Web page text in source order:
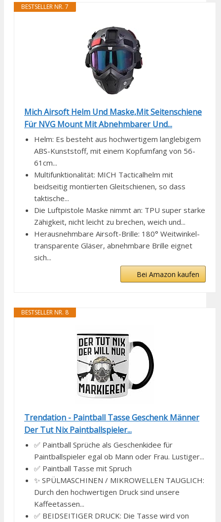
BESTSELLER NR. 7
Mich Airsoft Helm Und Maske,Mit Seitenschiene
Für NVG Mount Mit Abnehmbarer Und...
Helm: Es besteht aus hochwertigem langlebigem
ABS-Kunststoff, mit einem Kopfumfang von 56-
61cm...
Multifunktionalität: MICH Tacticalhelm mit
beidseitig montierten Gleitschienen, so dass
taktische...
Die Luftpistole Maske nimmt an: TPU super starke
Zähigkeit, nicht leicht zu brechen, weich und...
Herausnehmbare Airsoft-Brille: 180° Weitwinkel-
transparente Gläser, abnehmbare Brille eignet
sich...
Bei Amazon kaufen
BESTSELLER NR. 8
Trendation - Paintball Tasse Geschenk Männer
Der Tut Nix Paintballspieler...
✅ Paintball Sprüche als Geschenkidee für
Paintballspieler egal ob Mann oder Frau. Lustiger...
✅ Paintball Tasse mit Spruch
✨ SPÜLMASCHINEN / MIKROWELLEN TAUGLICH:
Durch den hochwertigen Druck sind unsere
Kaffeetassen...
✅ BEIDSEITIGER DRUCK: Die Tasse wird von